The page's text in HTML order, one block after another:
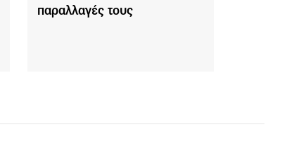
παραλλαγές τους